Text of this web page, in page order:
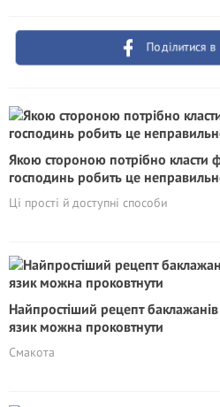
Поділитися
Якою стороною потрібно класти
господинь робить це
Ці прості й доступні способи
Найпростіший рецепт
язик можна проковтнути
Смакота